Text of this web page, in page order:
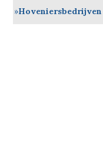
Hoveniersbedrijven